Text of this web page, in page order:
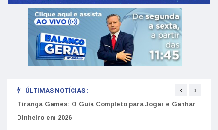
ÚLTIMAS NOTÍCIAS :
Tiranga Games: O Guia Completo para Jogar e Ganhar
Dinheiro em 2026
‹ ›